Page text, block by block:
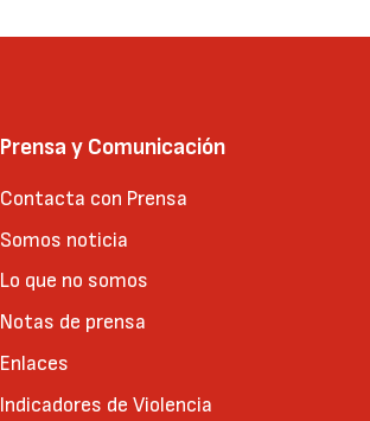
Prensa y Comunicación
Contacta con Prensa
Somos noticia
Lo que no somos
Notas de prensa
Enlaces
Indicadores de Violencia